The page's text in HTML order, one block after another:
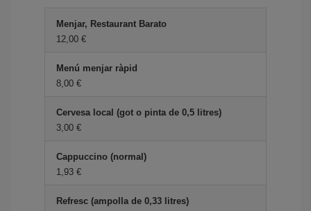
Menjar, Restaurant Barato
12,00
Menú menjar ràpid
8,00
Cervesa local (got o pinta de 0,5 litres)
3,00
Cappuccino (normal)
1,93
Refresc (ampolla de 0,33 litres)